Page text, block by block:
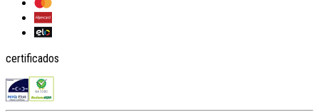
certificados